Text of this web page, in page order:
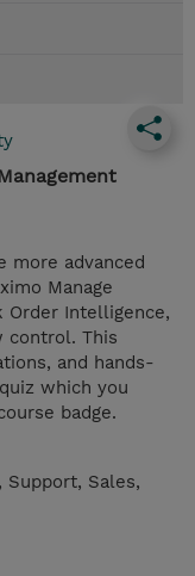
more advanced
Manage
Order Intelligence,
control. This
and hands-
which you
badge.
Sales,